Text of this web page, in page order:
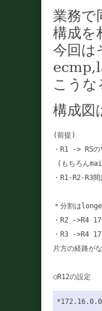
業務で
構成を
今回は
こうな
構成図
(前提)
・R1 -> R5
(もちろん
・R1-R2-R3
＊分割は
・R2 ->R4
・R3 ->R4
片方の経路が